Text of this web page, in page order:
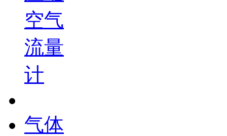
空气
流量
计
气体